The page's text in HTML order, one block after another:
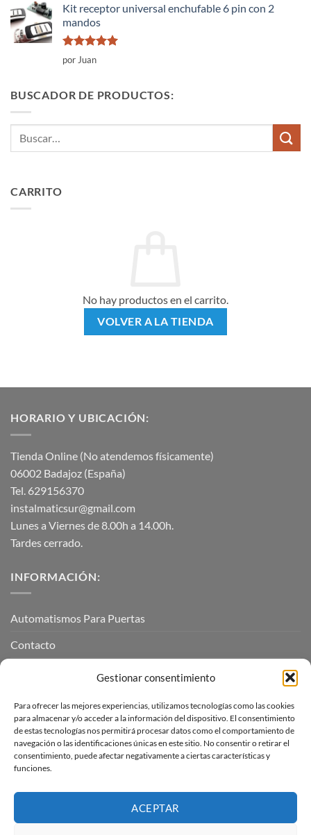
Gestionar consentimiento
Para ofrecer las mejores experiencias, utilizamos tecnologías como las cookies
para almacenar y/o acceder a la información del dispositivo. El consentimiento
de estas tecnologías nos permitirá procesar datos como el comportamiento de
navegación o las identificaciones únicas en este sitio. No consentir o retirar el
consentimiento, puede afectar negativamente a ciertas características y
funciones.
ACEPTAR
Kit receptor universal enchufable 6 pin con 2
mandos
Valorado
con
por Juan
BUSCADOR DE PRODUCTOS:
CARRITO
No hay productos en el carrito.
VOLVER A LA TIENDA
HORARIO Y UBICACIÓN:
Tienda Online (No atendemos físicamente)
06002 Badajoz (España)
Tel. 629156370
instalmaticsur@gmail.com
Lunes a Viernes de 8.00h a 14.00h.
Tardes cerrado.
INFORMACIÓN:
Automatismos Para Puertas
Contacto
INFORMACIÓN LEGAL
Aviso Legal